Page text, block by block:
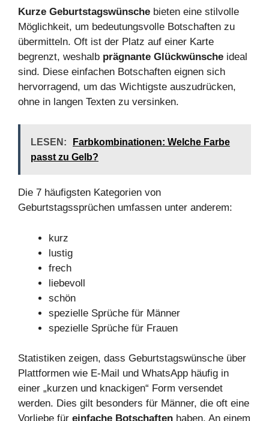
Kurze Geburtstagswünsche bieten eine stilvolle
Möglichkeit, um bedeutungsvolle Botschaften zu
übermitteln. Oft ist der Platz auf einer Karte
begrenzt, weshalb prägnante Glückwünsche ideal
sind. Diese einfachen Botschaften eignen sich
hervorragend, um das Wichtigste auszudrücken,
ohne in langen Texten zu versinken.
LESEN:
Farbkombinationen: Welche Farbe
passt zu Gelb?
Die 7 häufigsten Kategorien von
Geburtstagssprüchen umfassen unter anderem:
kurz
lustig
frech
liebevoll
schön
spezielle Sprüche für Männer
spezielle Sprüche für Frauen
Statistiken zeigen, dass Geburtstagswünsche über
Plattformen wie E-Mail und WhatsApp häufig in
einer „kurzen und knackigen“ Form versendet
werden. Dies gilt besonders für Männer, die oft eine
Vorliebe für einfache Botschaften haben. An einem